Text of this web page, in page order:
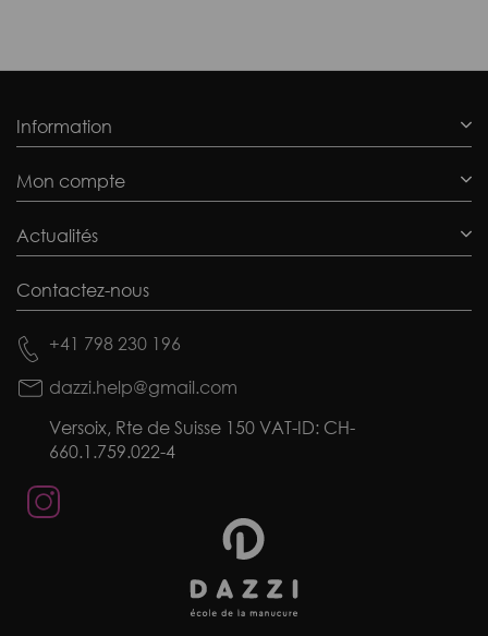
Information
Mon compte
Actualités
Contactez-nous
+41 798 230 196
dazzi.help@gmail.com
Versoix, Rte de Suisse 150 VAT-ID: CH-
660.1.759.022-4